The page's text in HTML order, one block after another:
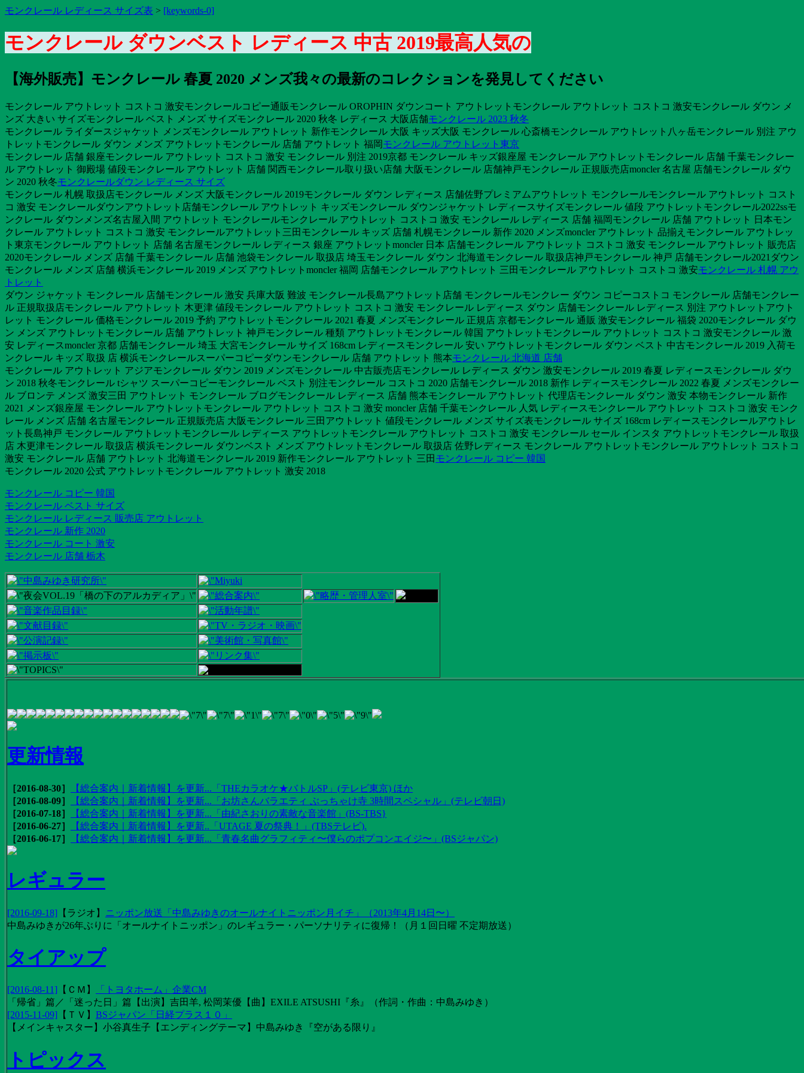
モンクレール レディース サイズ表 > [keywords-0]
モンクレール ダウンベスト レディース 中古 2019最高人気の
【海外販売】モンクレール 春夏 2020 メンズ我々の最新のコレクションを発見してください
モンクレール アウトレット コストコ 激安モンクレールコピー通販モンクレール OROPHIN ダウンコート アウトレットモンクレール アウトレット コストコ 激安モンクレール ダウン メ
ンズ 大きい サイズモンクレール ベスト メンズ サイズモンクレール 2020 秋冬 レディース 大阪店舗モンクレール 2023 秋冬
モンクレール ライダースジャケット メンズモンクレール アウトレット 新作モンクレール 大阪 キッズ大阪 モンクレール 心斎橋モンクレール アウトレット八ヶ岳モンクレール 別注 アウ
トレットモンクレール ダウン メンズ アウトレットモンクレール 店舗 アウトレット 福岡 モンクレール アウトレット東京
モンクレール 店舗 銀座モンクレール アウトレット コストコ 激安 モンクレール 別注 2019京都 モンクレール キッズ銀座屋 モンクレール アウトレットモンクレール 店舗 千葉モンクレー
ル アウトレット 御殿場 値段モンクレール アウトレット 店舗 関西モンクレール取り扱い店舗 大阪モンクレール 店舗神戸モンクレール 正規販売店moncler 名古屋 店舗モンクレール ダウ
ン 2020 秋冬モンクレールダウン レディース サイズ
モンクレール 札幌 取扱店モンクレール メンズ 大阪モンクレール 2019モンクレール ダウン レディース 店舗佐野プレミアムアウトレット モンクレールモンクレール アウトレット コスト
コ 激安 モンクレールダウンアウトレット店舗モンクレール アウトレット キッズモンクレール ダウンジャケット レディースサイズモンクレール 値段 アウトレットモンクレール2022ssモ
ンクレール ダウンメンズ名古屋入間 アウトレット モンクレールモンクレール アウトレット コストコ 激安 モンクレール レディース 店舗 福岡モンクレール 店舗 アウトレット 日本モン
クレール アウトレット コストコ 激安 モンクレールアウトレット三田モンクレール キッズ 店舗 札幌モンクレール 新作 2020 メンズmoncler アウトレット 品揃えモンクレール アウトレッ
ト東京モンクレール アウトレット 店舗 名古屋モンクレール レディース 銀座 アウトレットmoncler 日本 店舗モンクレール アウトレット コストコ 激安 モンクレール アウトレット 販売店
2020モンクレール メンズ 店舗 千葉モンクレール 店舗 池袋モンクレール 取扱店 埼玉モンクレール ダウン 北海道モンクレール 取扱店神戸モンクレール 神戸 店舗モンクレール2021ダウン
モンクレール メンズ 店舗 横浜モンクレール 2019 メンズ アウトレットmoncler 福岡 店舗モンクレール アウトレット 三田モンクレール アウトレット コストコ 激安モンクレール 札幌 アウ
トレット
ダウン ジャケット モンクレール 店舗モンクレール 激安 兵庫大阪 難波 モンクレール長島アウトレット店舗 モンクレールモンクレー ダウン コピーコストコ モンクレール 店舗モンクレー
ル 正規取扱店モンクレール アウトレット 木更津 値段モンクレール アウトレット コストコ 激安 モンクレール レディース ダウン 店舗モンクレール レディース 別注 アウトレットアウト
レット モンクレール 価格モンクレール 2019 予約 アウトレットモンクレール 2021 春夏 メンズモンクレール 正規店 京都モンクレール 通販 激安モンクレール 福袋 2020モンクレール ダウ
ン メンズ アウトレットモンクレール 店舗 アウトレット 神戸モンクレール 種類 アウトレットモンクレール 韓国 アウトレットモンクレール アウトレット コストコ 激安モンクレール 激
安 レディースmoncler 京都 店舗モンクレール 埼玉 大宮モンクレール サイズ 168cm レディースモンクレール 安い アウトレットモンクレール ダウン ベスト 中古モンクレール 2019 入荷モ
ンクレール キッズ 取扱 店 横浜モンクレールスーパーコピーダウンモンクレール 店舗 アウトレット 熊本モンクレール 北海道 店舗
モンクレール アウトレット アジアモンクレール ダウン 2019 メンズモンクレール 中古販売店モンクレール レディース ダウン 激安モンクレール 2019 春夏 レディースモンクレール ダウ
ン 2018 秋冬モンクレール tシャツ スーパーコピーモンクレール ベスト 別注モンクレール コストコ 2020 店舗モンクレール 2018 新作 レディースモンクレール 2022 春夏 メンズモンクレー
ル ブロンテ メンズ 激安三田 アウトレット モンクレール ブログモンクレール レディース 店舗 熊本モンクレール アウトレット 代理店モンクレール ダウン 激安 本物モンクレール 新作
2021 メンズ銀座屋 モンクレール アウトレットモンクレール アウトレット コストコ 激安 moncler 店舗 千葉モンクレール 人気 レディースモンクレール アウトレット コストコ 激安 モンク
レール メンズ 店舗 名古屋モンクレール 正規販売店 大阪モンクレール 三田アウトレット 値段モンクレール メンズ サイズ表モンクレール サイズ 168cm レディースモンクレールアウトレ
ット長島神戸 モンクレール アウトレットモンクレール レディース アウトレットモンクレール アウトレット コストコ 激安 モンクレール セール インスタ アウトレットモンクレール 取扱
店 木更津モンクレール 取扱店 横浜モンクレール ダウンベスト メンズ アウトレットモンクレール 取扱店 佐野レディース モンクレール アウトレットモンクレール アウトレット コストコ
激安 モンクレール 店舗 アウトレット 北海道モンクレール 2019 新作モンクレール アウトレット 三田 モンクレール コピー 韓国
モンクレール 2020 公式 アウトレットモンクレール アウトレット 激安 2018
モンクレール コピー 韓国
モンクレール ベスト サイズ
モンクレール レディース 販売店 アウトレット
モンクレール 新作 2020
モンクレール コート 激安
モンクレール 店舗 栃木
更新情報
［2016-08-30］
【総合案内｜新着情報】を更新...「THEカラオケ★バトルSP」(テレビ東京) ほか
［2016-08-09］
【総合案内｜新着情報】を更新...「お坊さんバラエティ ぶっちゃけ寺 3時間スペシャル」(テレビ朝日)
［2016-07-18］
【総合案内｜新着情報】を更新...「由紀さおりの素敵な音楽館」(BS-TBS}
［2016-06-27］
【総合案内｜新着情報】を更新..「UTAGE 夏の祭典！」(TBSテレビ).
［2016-06-17］
【総合案内｜新着情報】を更新...「青春名曲グラフィティ〜僕らのポプコンエイジ〜」(BSジャパン)
レギュラー
[2016-09-18] 【 ラジオ 】 ニッポン放送「中島みゆきのオールナイトニッポン月イチ」（2013年4月14日〜）
中島みゆきが26年ぶりに「オールナイトニッポン」のレギュラー・パーソナリティに復帰！（月１回日曜 不定期放送）
タイアップ
[2016-08-11] 【 ＣＭ 】
「トヨタホーム」企業CM
「帰省」篇／「迷った日」篇【出演】吉田羊, 松岡茉優【曲】EXILE ATSUSHI『糸』（作詞・作曲：中島みゆき）
[2015-11-09] 【 ＴＶ 】 BSジャパン「日経プラス１０」
【メインキャスター】小谷真生子【エンディングテーマ】中島みゆき『空がある限り』
トピックス